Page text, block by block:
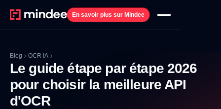
En savoir plus sur Mindee
Blog OCR IA
Le guide étape par étape 2026
pour choisir la meilleure API
d'OCR